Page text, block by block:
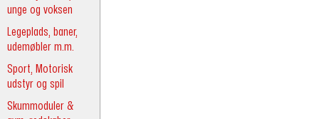
unge og voksen
Legeplads, baner,
udemøbler m.m.
Sport, Motorisk
udstyr og spil
Skummoduler &